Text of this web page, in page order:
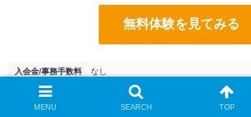
無料体験を見てみる
入会金/事務手数料 なし
プラン料金 年額プラン 1,628円（税込）/月 月額プラ
レッスン形式 グループビデオレッスン / ライブレッスン
MENU SEARCH TOP